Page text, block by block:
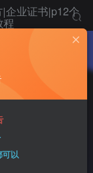
者跑分更胜
心动未来
以